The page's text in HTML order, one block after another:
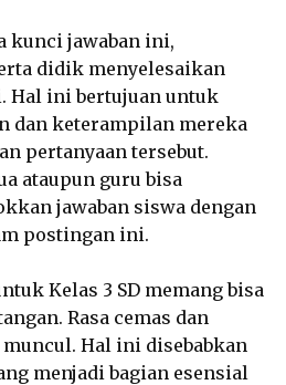
kunci jawaban ini,
didik menyelesaikan
Hal ini bertujuan untuk
dan keterampilan mereka
pertanyaan tersebut.
ataupun guru bisa
jawaban siswa dengan
postingan ini.
Kelas 3 SD memang bisa
Rasa cemas dan
Hal ini disebabkan
menjadi bagian esensial